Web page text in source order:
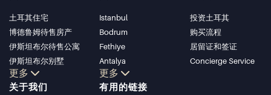
土耳其住宅
博德鲁姆待售房产
伊斯坦布尔待售公寓
伊斯坦布尔别墅
博德鲁姆别墅
安塔利亚待售公寓
更多
Istanbul
Bodrum
Fethiye
Antalya
Kalkan
Alanya
更多
投资土耳其
购买流程
居留证和签证
Concierge Service
关于我们 有用的链接